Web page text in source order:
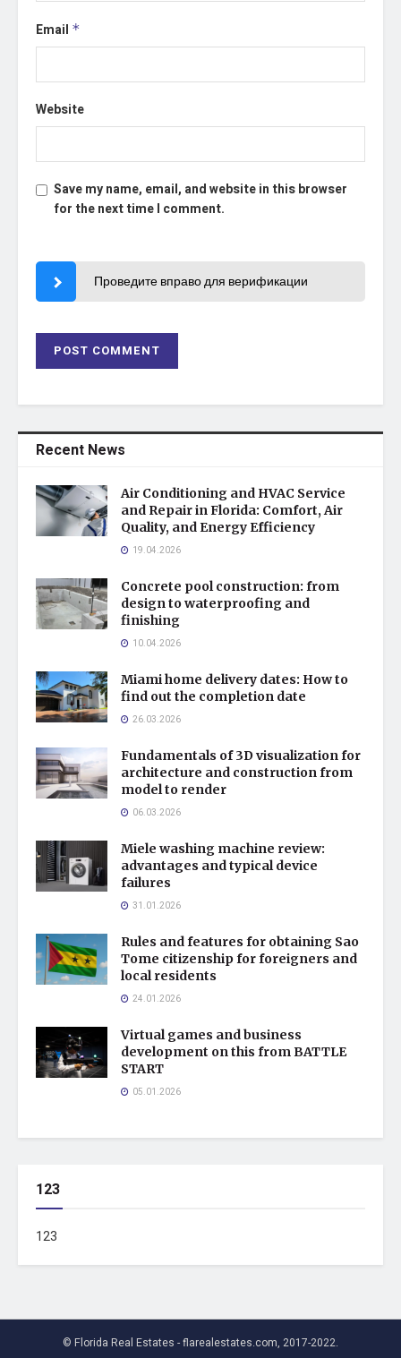
Email *
Website
Save my name, email, and website in this browser
for the next time I comment.
Проведите вправо для верификации
Recent News
Air Conditioning and HVAC Service
and Repair in Florida: Comfort, Air
Quality, and Energy Efficiency
19.04.2026
Concrete pool construction: from
design to waterproofing and
finishing
10.04.2026
Miami home delivery dates: How to
find out the completion date
26.03.2026
Fundamentals of 3D visualization for
architecture and construction from
model to render
06.03.2026
Miele washing machine review:
advantages and typical device
failures
31.01.2026
Rules and features for obtaining Sao
Tome citizenship for foreigners and
local residents
24.01.2026
Virtual games and business
development on this from BATTLE
START
05.01.2026
123
123
© Florida Real Estates - flarealestates.com, 2017-2022.